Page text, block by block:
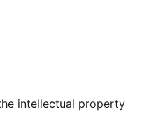
channel
Tumblr account
intellectual property